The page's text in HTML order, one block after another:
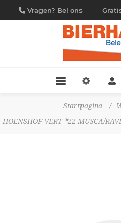
Vragen? Bel ons
09/230.88.44
Startpagina /
HOENSHOF VERT *22 MUSCA/